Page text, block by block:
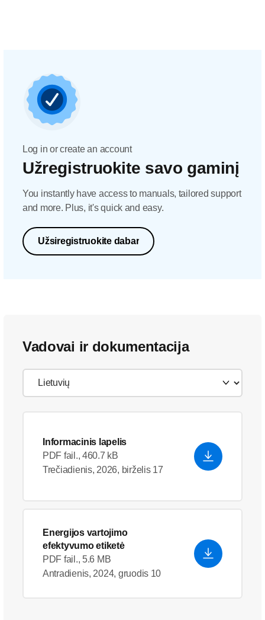
Log in or create an account
Užregistruokite savo gaminį
You instantly have access to manuals, tailored support
and more. Plus, it's quick and easy.
Užsiregistruokite dabar
Vadovai ir dokumentacija
Informacinis lapelis
PDF fail., 460.7 kB
Trečiadienis, 2026, birželis 17
Energijos vartojimo
efektyvumo etiketė
PDF fail., 5.6 MB
Antradienis, 2024, gruodis 10